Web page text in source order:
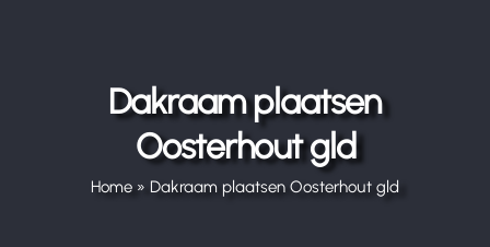
Dakraam plaatsen
Oosterhout gld
Home » Dakraam plaatsen Oosterhout gld